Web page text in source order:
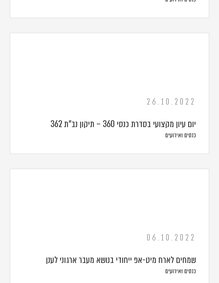
26.10.2022
יום עיון מקצועי בסדרת כנסי 360 – תיקון נב"ת 362
כנסים ואירועים
06.10.2022
שמחים לארח מיט-אפ ייחודי בנושא מעבר ארגוני לענן
כנסים ואירועים